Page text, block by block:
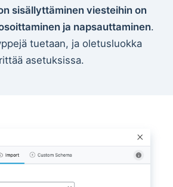
sisällyttäminen viesteihin on
ja napsauttaminen.
tuetaan, ja oletusluokka
asetuksissa.